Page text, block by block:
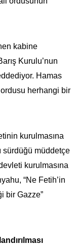
kabine
Kurulu’nun
Hamas
herhangi bir
kurulmasına
sürdüğü müddetçe
kurulmasına
“Ne Fetih’in
bir Gazze”